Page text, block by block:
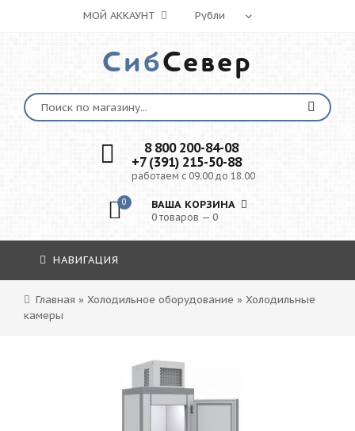
МОЙ АККАУНТ
СибСевер
8 800 200-84-08
+7 (391) 215-50-88
работаем с 09.00 до 18.00
0 ВАША КОРЗИНА
0 товаров — 0
НАВИГАЦИЯ
Главная » Холодильное оборудование » Холодильные
камеры